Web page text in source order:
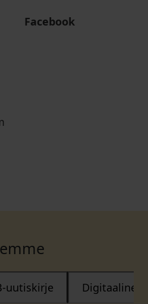
Facebook
uutiskirje Digitaalinen